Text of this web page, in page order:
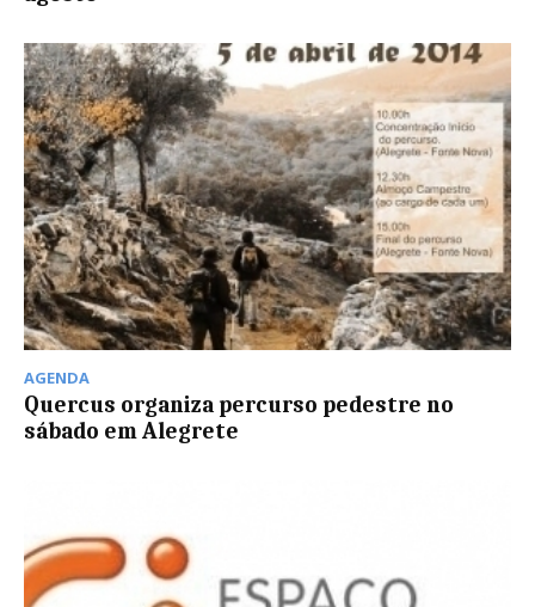
AGENDA
Quercus organiza percurso pedestre no
sábado em Alegrete